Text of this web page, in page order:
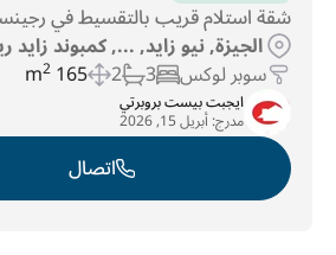
شقة استلام قريب بالتقسيط في
الجيزة, نيو زايد, ..., كمبوند
سوبر لوكس 3
2
165 m
2
ايجبت بيست بروبرتي
مدرج:أبريل 15, 2026
اتصال